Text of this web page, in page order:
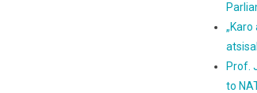
Prof.
to